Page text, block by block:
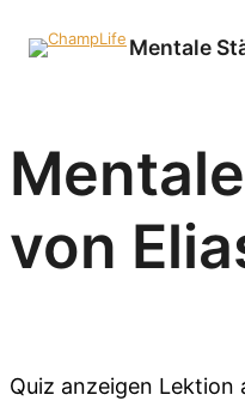
Mentale
von
Quiz anzeigen